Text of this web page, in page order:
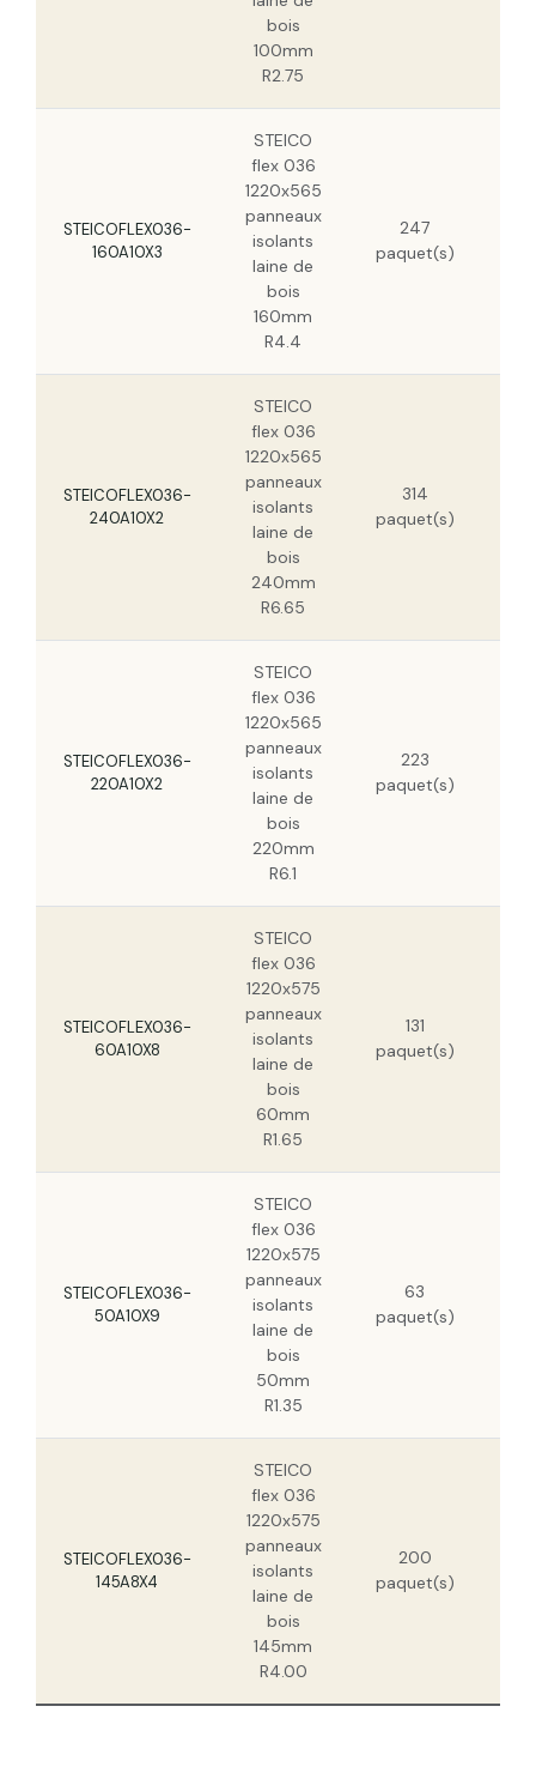
bois
100mm
R2.75
STEICOFLEX036-
160A10X3
STEICO
flex 036
1220x565
panneaux
isolants
laine de
bois
160mm
R4.4
247
paquet(s)
STEICOFLEX036-
240A10X2
STEICO
flex 036
1220x565
panneaux
isolants
laine de
bois
240mm
R6.65
314
paquet(s)
STEICOFLEX036-
220A10X2
STEICO
flex 036
1220x565
panneaux
isolants
laine de
bois
220mm
R6.1
223
paquet(s)
STEICOFLEX036-
60A10X8
STEICO
flex 036
1220x575
panneaux
isolants
laine de
bois
60mm
R1.65
131
paquet(s)
STEICOFLEX036-
50A10X9
STEICO
flex 036
1220x575
panneaux
isolants
laine de
bois
50mm
R1.35
63
paquet(s)
STEICOFLEX036-
145A8X4
STEICO
flex 036
1220x575
panneaux
isolants
laine de
bois
145mm
R4.00
200
paquet(s)